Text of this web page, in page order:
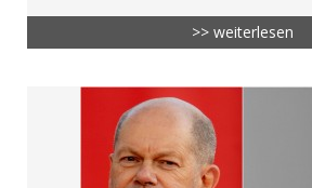
>> weiterlesen